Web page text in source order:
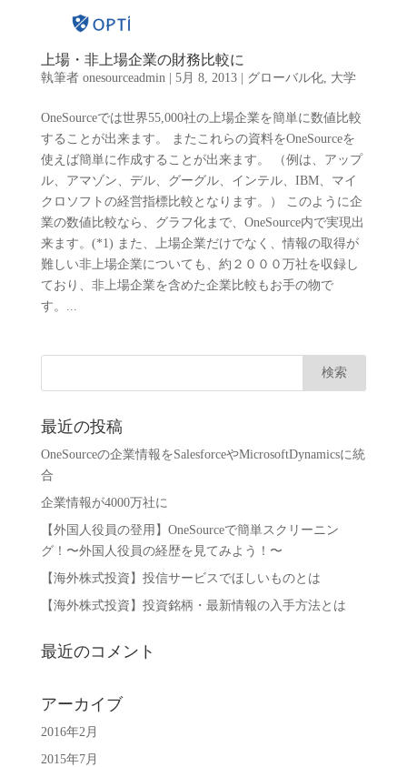
上場・非上場企業の財務比較に
執筆者 onesourceadmin| 5月 8, 2013| グローバル化, 大学
OneSourceでは世界55,000社の上場企業を簡単に数値比較
することが出来ます。 またこれらの資料をOneSourceを
使えば簡単に作成することが出来ます。 （例は、アップ
ル、アマゾン、デル、グーグル、インテル、IBM、マイ
クロソフトの経営指標比較となります。） このように企
業の数値比較なら、グラフ化まで、OneSource内で実現出
来ます。(*1) また、上場企業だけでなく、情報の取得が
難しい非上場企業についても、約２０００万社を収録し
ており、非上場企業を含めた企業比較もお手の物で
す。...
最近の投稿
OneSourceの企業情報をSalesforceやMicrosoftDynamicsに統
合
企業情報が4000万社に
【外国人役員の登用】OneSourceで簡単スクリーニン
グ！〜外国人役員の経歴を見てみよう！〜
【海外株式投資】投信サービスでほしいものとは
【海外株式投資】投資銘柄・最新情報の入手方法とは
最近のコメント
アーカイブ
2016年2月
2015年7月